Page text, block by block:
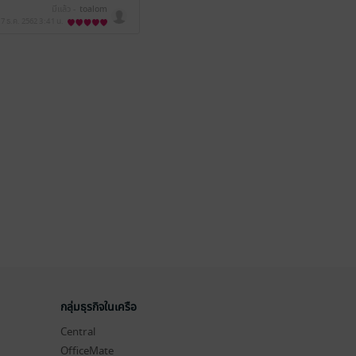
toalom
กลุ่มธุรกิจในเครือ
Central
OfficeMate